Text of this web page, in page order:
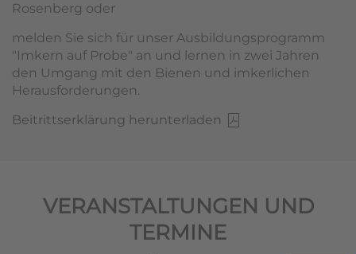
Rosenberg oder
melden Sie sich für unser Ausbildungsprogramm
"Imkern auf Probe" an und lernen in zwei Jahren
den Umgang mit den Bienen und imkerlichen
Herausforderungen.
Beitrittserklärung herunterladen
VERANSTALTUNGEN UND
TERMINE